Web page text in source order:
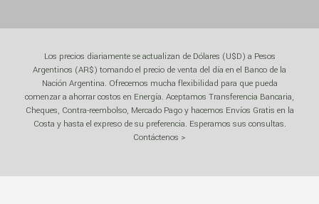
Los precios diariamente se actualizan de Dólares (U$D) a Pesos
Argentinos (AR$) tomando el precio de venta del día en el Banco de la
Nación Argentina. Ofrecemos mucha flexibilidad para que pueda
comenzar a ahorrar costos en Energía. Aceptamos Transferencia Bancaria,
Cheques, Contra-reembolso, Mercado Pago y hacemos Envíos Gratis en la
Costa y hasta el expreso de su preferencia. Esperamos sus consultas.
Contáctenos >